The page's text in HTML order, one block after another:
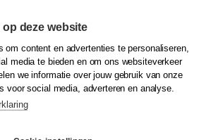
uitgevers
deze website
om content en advertenties te personaliseren,
media te bieden en om ons websiteverkeer
we informatie over jouw gebruik van onze
voor social media, adverteren en analyse.